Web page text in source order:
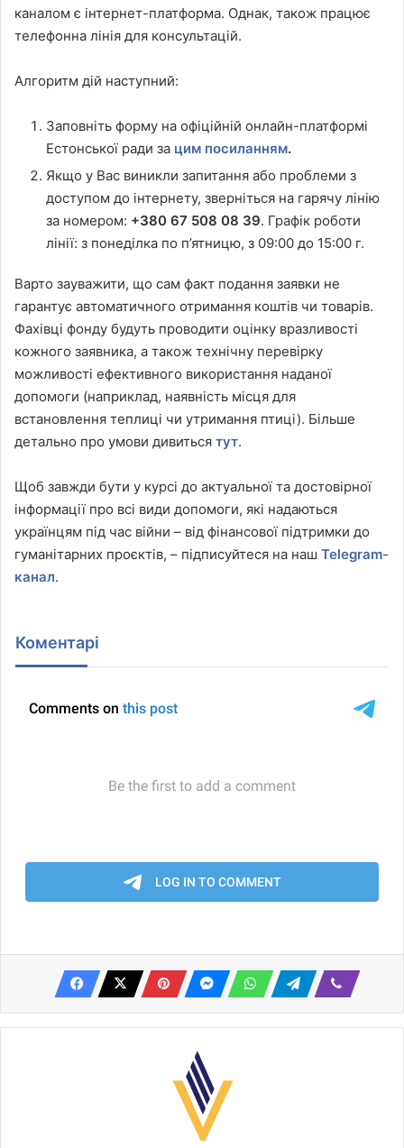
каналом є інтернет-платформа. Однак, також працює
телефонна лінія для консультацій.
Алгоритм дій наступний:
Заповніть форму на офіційній онлайн-платформі
Естонської ради за цим посиланням.
Якщо у Вас виникли запитання або проблеми з
доступом до інтернету, зверніться на гарячу лінію
за номером: +380 67 508 08 39. Графік роботи
лінії: з понеділка по п’ятницю, з 09:00 до 15:00 г.
Варто зауважити, що сам факт подання заявки не
гарантує автоматичного отримання коштів чи товарів.
Фахівці фонду будуть проводити оцінку вразливості
кожного заявника, а також технічну перевірку
можливості ефективного використання наданої
допомоги (наприклад, наявність місця для
встановлення теплиці чи утримання птиці). Більше
детально про умови дивиться тут.
Щоб завжди бути у курсі до актуальної та достовірної
інформації про всі види допомоги, які надаються
українцям під час війни – від фінансової підтримки до
гуманітарних проєктів, – підписуйтеся на наш Telegram-
канал.
Коментарі